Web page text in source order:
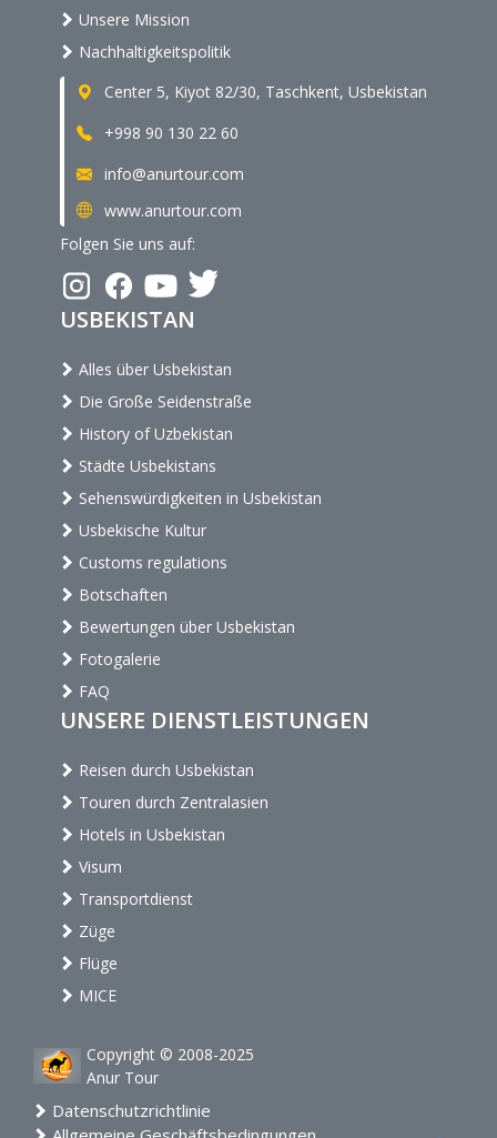
Unsere Mission
Nachhaltigkeitspolitik
Center 5, Kiyot 82/30, Taschkent, Usbekistan
+998 90 130 22 60
info@anurtour.com
www.anurtour.com
Folgen Sie uns auf:
USBEKISTAN
Alles über Usbekistan
Die Große Seidenstraße
History of Uzbekistan
Städte Usbekistans
Sehenswürdigkeiten in Usbekistan
Usbekische Kultur
Customs regulations
Botschaften
Bewertungen über Usbekistan
Fotogalerie
FAQ
UNSERE DIENSTLEISTUNGEN
Reisen durch Usbekistan
Touren durch Zentralasien
Hotels in Usbekistan
Visum
Transportdienst
Züge
Flüge
MICE
Copyright © 2008-2025
Anur Tour
Datenschutzrichtlinie